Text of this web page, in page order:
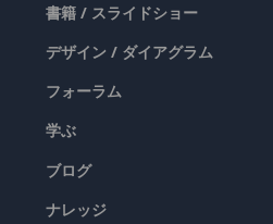
書籍 / スライドショー
デザイン / ダイアグラム
フォーラム
学ぶ
ブログ
ナレッジ